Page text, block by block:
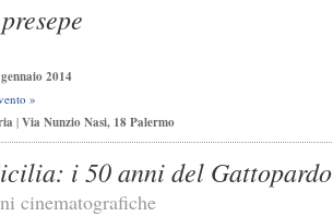
2014
»
| Via Nunzio Nasi, 18 Palermo
i 50 anni del Gattopardo
cinematografiche